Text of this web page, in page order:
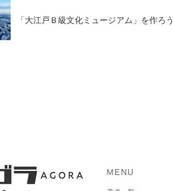
「大江戸Ｂ級文化ミュージアム」を作ろ
MENU